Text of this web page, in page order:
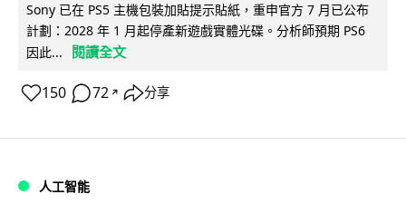
Sony 已在 PS5 主機包裝加貼提示貼紙，重申官方 7 月已公布
計劃：2028 年 1 月起停產新遊戲實體光碟。分析師預期 PS6
因此...
閱讀全文
150 72 ↗ 分享
人工智能